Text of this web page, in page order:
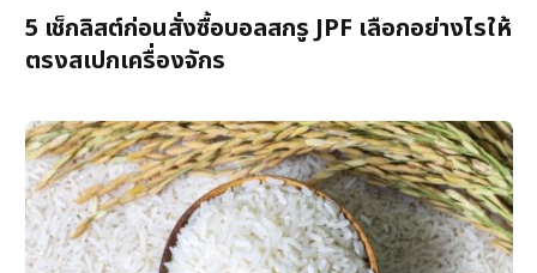
5 เช็กลิสต์ก่อนสั่งซื้อบอลสกรู JPF เลือกอย่างไรให้
ตรงสเปกเครื่องจักร